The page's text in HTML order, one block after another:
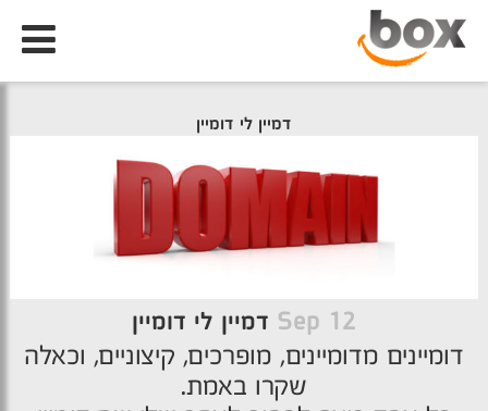
דמיין לי דומיין
12 Sep דמיין לי דומיין
דומיינים מדומיינים, מופרכים, קיצוניים, וכאלה
שקרו באמת.